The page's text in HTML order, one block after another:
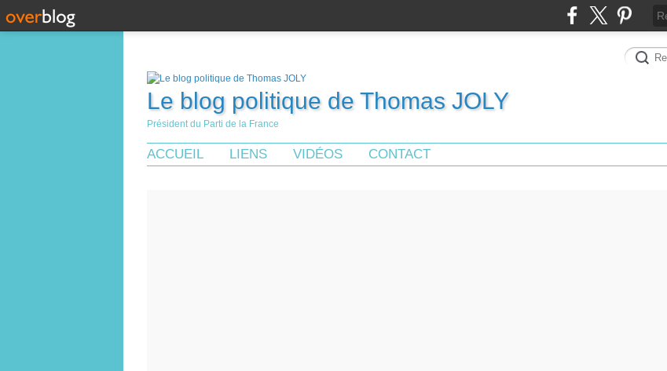
Le blog politique de Thomas JOLY
Président du Parti de la France
ACCUEIL LIENS VIDÉOS CONTACT